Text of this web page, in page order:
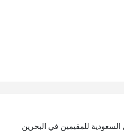
للمقيمين في البحرين